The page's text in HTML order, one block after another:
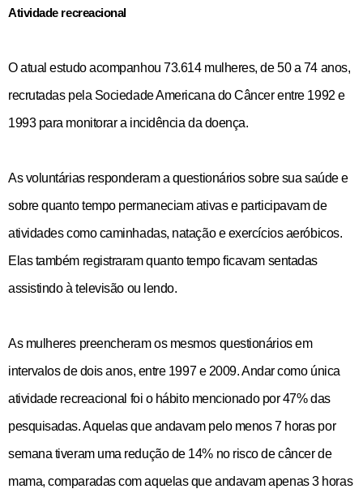
Atividade recreacional
O atual estudo acompanhou 73.614 mulheres, de 50 a 74 anos,
recrutadas pela Sociedade Americana do Câncer entre 1992 e
1993 para monitorar a incidência da doença.
As voluntárias responderam a questionários sobre sua saúde e
sobre quanto tempo permaneciam ativas e participavam de
atividades como caminhadas, natação e exercícios aeróbicos.
Elas também registraram quanto tempo ficavam sentadas
assistindo à televisão ou lendo.
As mulheres preencheram os mesmos questionários em
intervalos de dois anos, entre 1997 e 2009. Andar como única
atividade recreacional foi o hábito mencionado por 47% das
pesquisadas. Aquelas que andavam pelo menos 7 horas por
semana tiveram uma redução de 14% no risco de câncer de
mama, comparadas com aquelas que andavam apenas 3 horas